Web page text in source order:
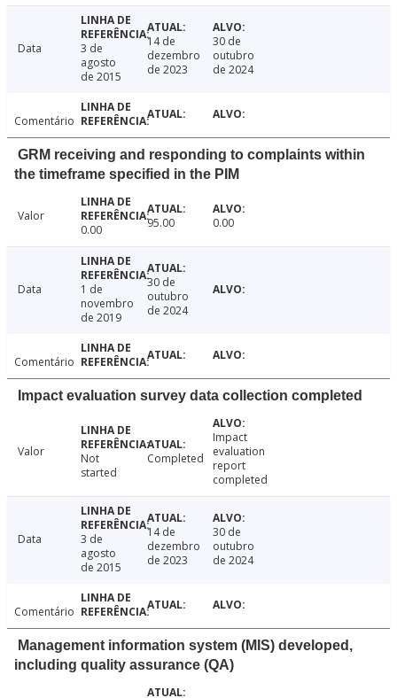
Data
3 de
agosto
de 2015
14 de
dezembro
de 2023
30 de
outubro
de 2024
Comentário
GRM receiving and responding to complaints within
the timeframe specified in the PIM
Valor
0.00
95.00 0.00
Data
1 de
novembro
de 2019
30 de
outubro
de 2024
Comentário
Impact evaluation survey data collection completed
Valor
Not
started
Completed
Impact
evaluation
report
completed
Data
3 de
agosto
de 2015
14 de
dezembro
de 2023
30 de
outubro
de 2024
Comentário
Management information system (MIS) developed,
including quality assurance (QA)